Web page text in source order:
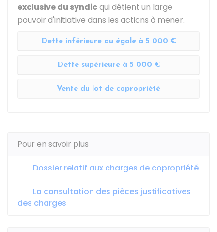
exclusive du syndicqui détient un large
pouvoir d'initiative dans les actions à mener.
Dette inférieure ou égale à 5 000 €
Dette supérieure à 5 000 €
Vente du lot de copropriété
Pour en savoir plus
Dossier relatif aux charges de copropriété
La consultation des pièces justificatives
des charges